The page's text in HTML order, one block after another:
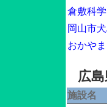
倉敷科
岡山市
おかや
広
施設名